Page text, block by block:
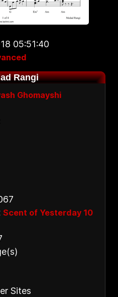
05:51:40
Rangi
Ghomayshi
Scent of Yesterday 10
Sites